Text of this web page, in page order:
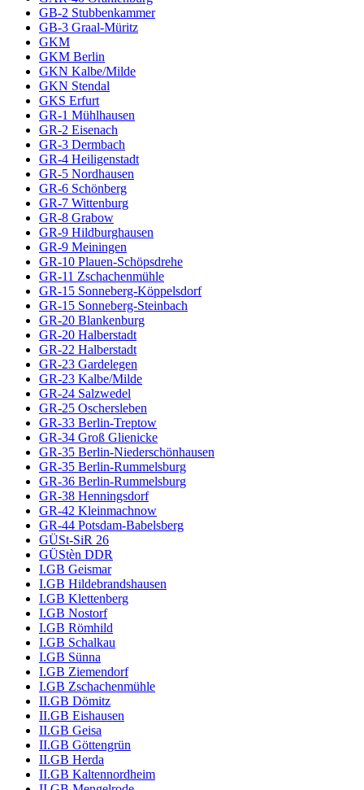
GB-2 Stubbenkammer
GB-3 Graal-Müritz
GKM
GKM Berlin
GKN Kalbe/Milde
GKN Stendal
GKS Erfurt
GR-1 Mühlhausen
GR-2 Eisenach
GR-3 Dermbach
GR-4 Heiligenstadt
GR-5 Nordhausen
GR-6 Schönberg
GR-7 Wittenburg
GR-8 Grabow
GR-9 Hildburghausen
GR-9 Meiningen
GR-10 Plauen-Schöpsdrehe
GR-11 Zschachenmühle
GR-15 Sonneberg-Köppelsdorf
GR-15 Sonneberg-Steinbach
GR-20 Blankenburg
GR-20 Halberstadt
GR-22 Halberstadt
GR-23 Gardelegen
GR-23 Kalbe/Milde
GR-24 Salzwedel
GR-25 Oschersleben
GR-33 Berlin-Treptow
GR-34 Groß Glienicke
GR-35 Berlin-Niederschönhausen
GR-35 Berlin-Rummelsburg
GR-36 Berlin-Rummelsburg
GR-38 Henningsdorf
GR-42 Kleinmachnow
GR-44 Potsdam-Babelsberg
GÜSt-SiR 26
GÜStèn DDR
I.GB Geismar
I.GB Hildebrandshausen
I.GB Klettenberg
I.GB Nostorf
I.GB Römhild
I.GB Schalkau
I.GB Sünna
I.GB Ziemendorf
I.GB Zschachenmühle
II.GB Dömitz
II.GB Eishausen
II.GB Geisa
II.GB Göttengrün
II.GB Herda
II.GB Kaltennordheim